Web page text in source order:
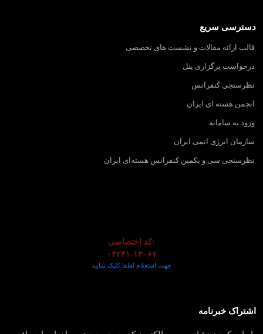
دسترسی سریع
قالب ارائه مقالات و نشست های تخصصی
درخواست برگزاری پنل
نظرسنجی کنفرانس
انجمن هسته ای ایران
ورود به سامانه
سازمان انرژی اتمی ایران
نظرسنجی سی و یکمین کنفرانس هسته‌ای ایران
کد اختصاصی:
۰۴۲۴۱-۱۳۰۶۷
جهت استعلام لطفا کلیک نمایید
اشتراک خبرنامه